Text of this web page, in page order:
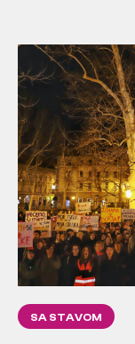
SA STAVOM